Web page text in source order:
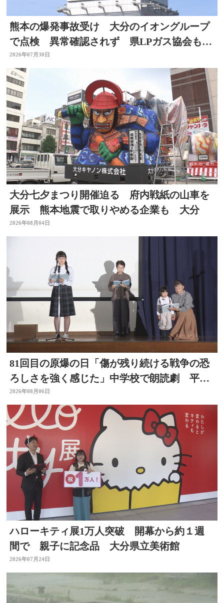
熊本の爆発事故受け 大分のイオングループ
で点検 異常確認されず 県LPガス協会も安
全点検を通知
2026年07月30日
大分七夕まつり開催迫る 府内戦紙の山車を
展示 熊本地震で取りやめる企業も 大分
2026年08月04日
81回目の原爆の日「傷が残り続ける戦争の恐
ろしさを強く感じた」中学校で朗読劇 平和
の大切さ学ぶ 大分
2026年08月06日
ハローキティ展1万人突破 開幕から約１週
間で 親子に記念品 大分県立美術館
2026年07月24日